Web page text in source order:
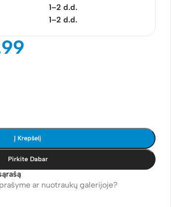
1–2 d.d.
1–2 d.d.
Į Krepšelį
Pirkite Dabar
ar nuotraukų galerijoje?